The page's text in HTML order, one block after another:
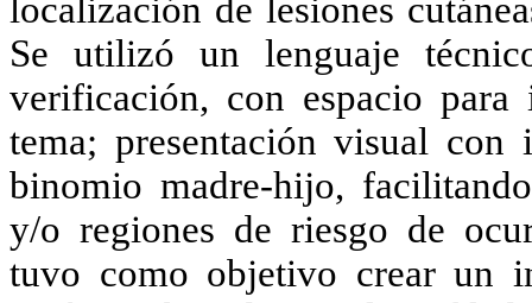
localización de lesiones
Se utilizó un lenguaje
verificación, con espacio
tema; presentación visual con
binomio madre-hijo,
y/o regiones de riesgo de
tuvo como objetivo crear un